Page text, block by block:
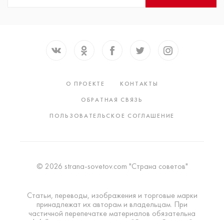
О ПРОЕКТЕ
КОНТАКТЫ
ОБРАТНАЯ СВЯЗЬ
ПОЛЬЗОВАТЕЛЬСКОЕ СОГЛАШЕНИЕ
© 2026 strana-sovetov.com "Страна советов"
Статьи, переводы, изображения и торговые марки
принадлежат их авторам и владельцам. При
частичной перепечатке материалов обязательна